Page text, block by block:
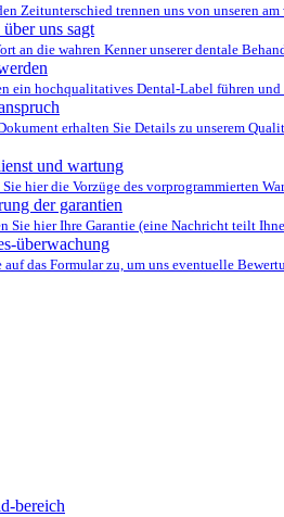
Zeitunterschied trennen uns von unseren
uns sagt
an die wahren Kenner unserer dentale
ein hochqualitatives Dental-Label führen
erhalten Sie Details zu unserem
und wartung
hier die Vorzüge des vorprogrammierten
der garantien
Sie hier Ihre Garantie (eine Nachricht teilt
überwachung
auf das Formular zu, um uns eventuelle
bereich